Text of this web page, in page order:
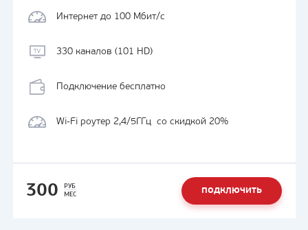
Интернет до 100 Мбит/с
330 каналов (101 HD)
Подключение бесплатно
Wi-Fi роутер 2,4/5ГГц со скидкой 20%
300
РУБ
МЕС
ПОДКЛЮЧИТЬ